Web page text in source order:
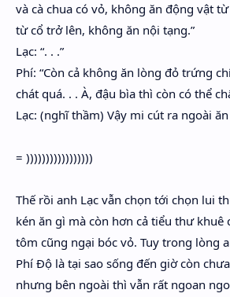
và cà chua có vỏ, không ăn động vật
từ cổ trở lên, không ăn nội tạng.”
Lạc: “. . .”
Phí: “Còn cả không ăn lòng đỏ trứng
chát quá. . . À, đậu bìa thì còn có thể
Lạc: (nghĩ thầm) Vậy mi cút ra ngoài
= )))))))))))))))))
Thế rồi anh Lạc vẫn chọn tới chọn lui
kén ăn gì mà còn hơn cả tiểu thư khuê
tôm cũng ngại bóc vỏ. Tuy trong lòng
Phí Độ là tại sao sống đến giờ còn
nhưng bên ngoài thì vẫn rất ngoan